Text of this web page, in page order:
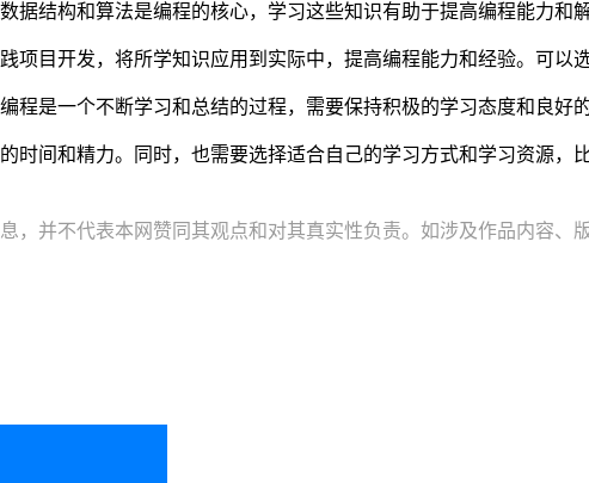
数据结构和算法是编程的核心，学习这些知识有助于提高编程能力和
项目开发，将所学知识应用到实际中，提高编程能力和经验。可以
程是一个不断学习和总结的过程，需要保持积极的学习态度和良好
时间和精力。同时，也需要选择适合自己的学习方式和学习资源，
，并不代表本网赞同其观点和对其真实性负责。如涉及作品内容